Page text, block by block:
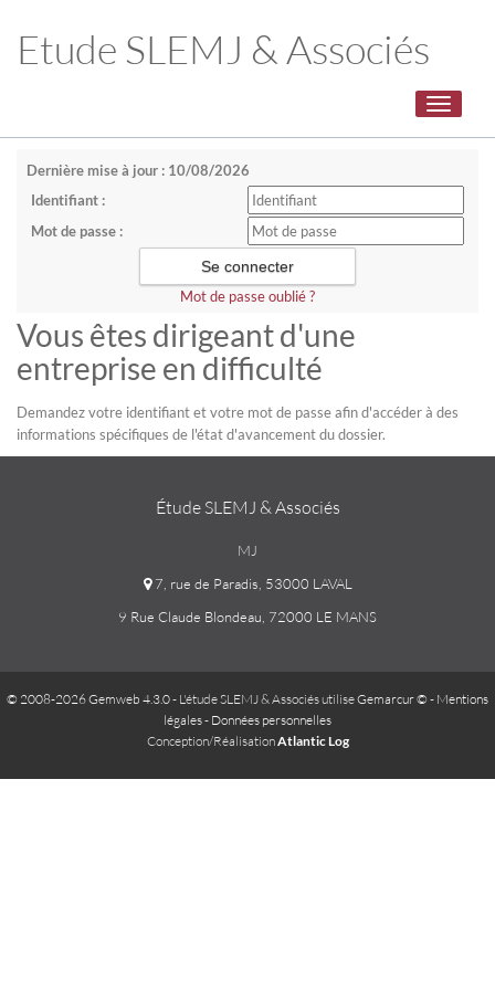
Etude SLEMJ & Associés
Toggle
Dernière mise à jour : 10/08/2026
Identifiant :
Mot de passe :
Mot de passe oublié ?
Vous êtes dirigeant d'une
entreprise en difficulté
Demandez votre identifiant et votre mot de passe afin d'accéder à des
informations spécifiques de l'état d'avancement du dossier.
Étude SLEMJ & Associés
MJ
7, rue de Paradis, 53000 LAVAL
9 Rue Claude Blondeau, 72000 LE MANS
© 2008-2026 Gemweb 4.3.0- L'étude SLEMJ & Associés utiliseGemarcur © - Mentions
légales- Données personnelles
Conception/RéalisationAtlantic Log